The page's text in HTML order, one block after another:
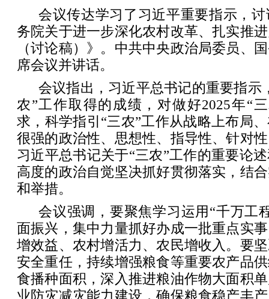
会议传达学习了习近平重要指示，
务院关于进一步深化农村改革、扎实推
（讨论稿）》。中共中央政治局委员、
席会议并讲话。
会议指出，习近平总书记的重要指示
农”工作取得的成绩，对做好2025年“
求，科学指引“三农”工作从战略上布局
很强的政治性、思想性、指导性、针对
习近平总书记关于“三农”工作的重要论
高度的政治自觉坚决抓好贯彻落实，结
和举措。
会议强调，要聚焦学习运用“千万工
面振兴，集中力量抓好办成一批重点实
增效益、农村增活力、农民增收入。要
安全重任，持续增强粮食等重要农产品
食播种面积，深入推进粮油作物大面积
业防灾减灾能力建设，确保粮食稳产丰